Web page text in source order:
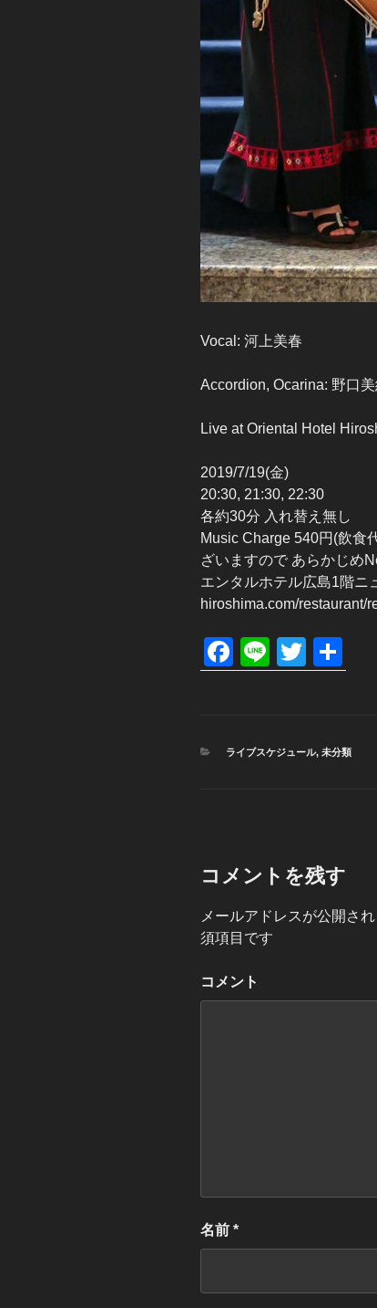
Vocal: 河上美春
Accordion, Ocarina: 野口
Live at Oriental Hotel
2019/7/19(金)
20:30, 21:30, 22:30
各約30分 入れ替え無し
Music Charge 540円(飲食
ざいますので あらかじめ
エンタルホテル広島1階ニ
hiroshima.com/restaurant/
F
a
e
b
Li
n
T
wi
er
有
カ
ライブスケジュール, 未分類
コメントを残す
メールアドレスが公開さ
須項目です
コメント
名前 *